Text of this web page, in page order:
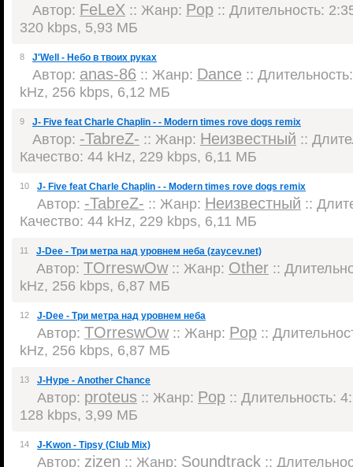
Автор: FeLeX :: Жанр: Pop :: Длительность:
320 kbps, 5,93 МБ
8 J'Well - Небо в твоих руках
Автор: anas-86 :: Жанр: Dance ::
kHz, 256 kbps, 6,12 МБ
9 J- Five feat Charle Chaplin - - Modern times rove dogs remix
Автор: -TabreZ- :: Жанр: Неизвестный ::
Качество: 44 kHz, 229 kbps, 6,11 МБ
10 J- Five feat Charle Chaplin - - Modern times rove dogs remix
Автор: -TabreZ- :: Жанр: Неизвестный ::
Качество: 44 kHz, 229 kbps, 6,11 МБ
11 J-Dee - Три метра над уровнем неба (zaycev.net)
Автор: TOrreswOw:: Жанр: Other ::
kHz, 256 kbps, 6,87 МБ
12 J-Dee - Три метра над уровнем неба
Автор: TOrreswOw:: Жанр: Pop ::
kHz, 256 kbps, 6,87 МБ
13 J-Hype - Another Chance
Автор: proteus :: Жанр: Pop :: Длительность:
128 kbps, 3,99 МБ
14 J-Kwon - Tipsy (Club Mix)
Автор: zizen :: Жанр: Soundtrack ::